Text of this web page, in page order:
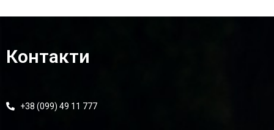
Контакти
+38 (099) 49 11 777